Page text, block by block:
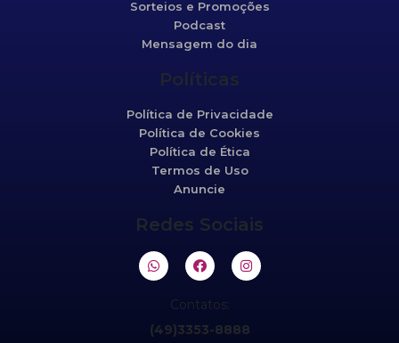
Sorteios e Promoções
Podcast
Mensagem do dia
Políticas
Política de Privacidade
Política de Cookies
Política de Ética
Termos de Uso
Anuncie
Redes Sociais
Contatos:
(49)3353-8888